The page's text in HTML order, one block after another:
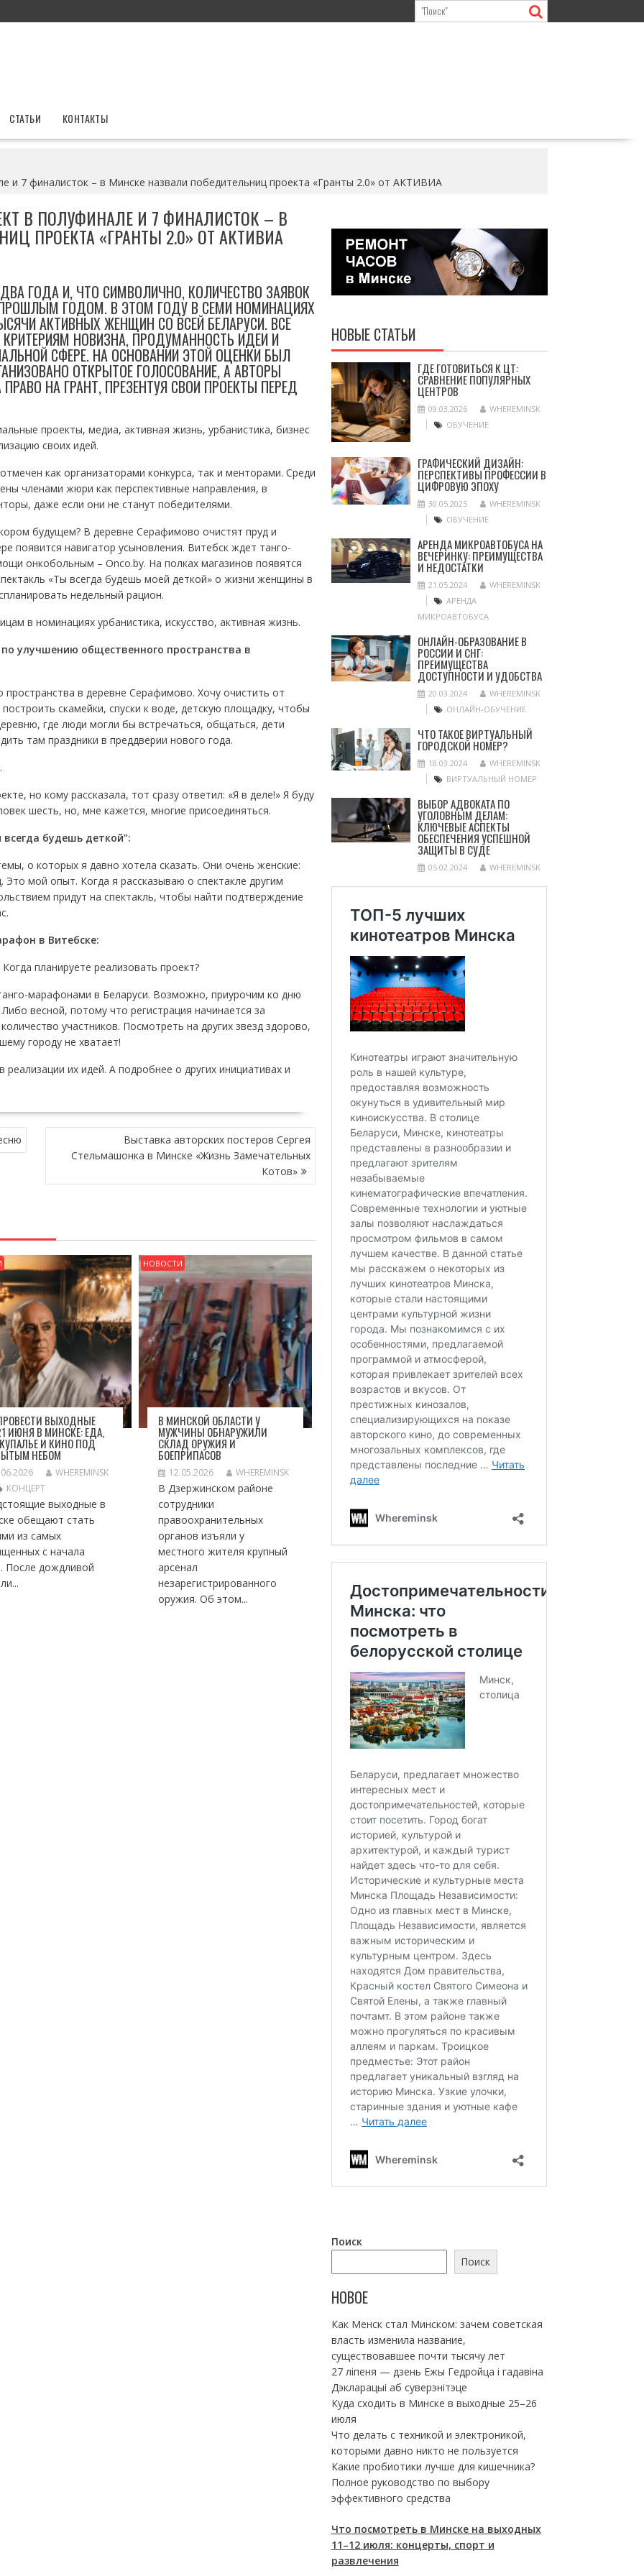
СТАТЬИ КОНТАКТЫ
и 7 финалисток – в Минске назвали победительниц проекта «Гранты 2.0» от АКТИВИА
В ПОЛУФИНАЛЕ И 7 ФИНАЛИСТОК – В
ПРОЕКТА «ГРАНТЫ 2.0» ОТ АКТИВИА
ГОДА И, ЧТО СИМВОЛИЧНО, КОЛИЧЕСТВО ЗАЯВОК
ГОДОМ. В ЭТОМ ГОДУ В СЕМИ НОМИНАЦИЯХ
АКТИВНЫХ ЖЕНЩИН СО ВСЕЙ БЕЛАРУСИ. ВСЕ
НОВИЗНА, ПРОДУМАННОСТЬ ИДЕИ И
СФЕРЕ. НА ОСНОВАНИИ ЭТОЙ ОЦЕНКИ БЫЛ
ОТКРЫТОЕ ГОЛОСОВАНИЕ, А АВТОРЫ
НА ГРАНТ, ПРЕЗЕНТУЯ СВОИ ПРОЕКТЫ ПЕРЕД
проекты, медиа, активная жизнь, урбанистика, бизнес
своих идей.
как организаторами конкурса, так и менторами. Среди
членами жюри как перспективные направления, в
даже если они не станут победителями.
будущем? В деревне Серафимово очистят пруд и
появится навигатор усыновления. Витебск ждет танго-
онкобольным – Onco.by. На полках магазинов появятся
«Ты всегда будешь моей деткой» о жизни женщины в
недельный рацион.
в номинациях урбанистика, искусство, активная жизнь.
улучшению общественного пространства в
в деревне Серафимово. Хочу очистить от
скамейки, спуски к воде, детскую площадку, чтобы
где люди могли бы встречаться, общаться, дети
там праздники в преддверии нового года.
но кому рассказала, тот сразу ответил: «Я в деле!» Я буду
шесть, но, мне кажется, многие присоединяться.
будешь деткой”:
о которых я давно хотела сказать. Они очень женские:
мой опыт. Когда я рассказываю о спектакле другим
придут на спектакль, чтобы найти подтверждение
в Витебске:
планируете реализовать проект?
марафонами в Беларуси. Возможно, приурочим ко дню
весной, потому что регистрация начинается за
участников. Посмотреть на других звезд здорово,
городу не хватает!
их идей. А подробнее о других инициативах и
Выставка авторских постеров Сергея
Стельмашонка в Минске «Жизнь Замечательных
Котов»
ВЫХОДНЫЕ
ИЮНЯ В МИНСКЕ: ЕДА,
И КИНО ПОД
НЕБОМ
WHEREMINSK
КОНЦЕРТ
выходные в
обещают стать
из самых
с начала
После дождливой
НОВОСТИ
В МИНСКОЙ ОБЛАСТИ У
МУЖЧИНЫ ОБНАРУЖИЛИ
СКЛАД ОРУЖИЯ И
БОЕПРИПАСОВ
12.05.2026 WHEREMINSK
В Дзержинском районе
сотрудники
правоохранительных
органов изъяли у
местного жителя крупный
арсенал
незарегистрированного
оружия. Об этом...
НОВЫЕ СТАТЬИ
ГДЕ ГОТОВИТЬСЯ К ЦТ:
СРАВНЕНИЕ ПОПУЛЯРНЫХ
ЦЕНТРОВ
09.03.2026
WHEREMINSK
ОБУЧЕНИЕ
ГРАФИЧЕСКИЙ ДИЗАЙН:
ПЕРСПЕКТИВЫ ПРОФЕССИИ В
ЦИФРОВУЮ ЭПОХУ
30.05.2025
WHEREMINSK
ОБУЧЕНИЕ
АРЕНДА МИКРОАВТОБУСА НА
ВЕЧЕРИНКУ: ПРЕИМУЩЕСТВА
И НЕДОСТАТКИ
21.05.2024
WHEREMINSK
АРЕНДА
МИКРОАВТОБУСА
ОНЛАЙН-ОБРАЗОВАНИЕ В
РОССИИ И СНГ:
ПРЕИМУЩЕСТВА
ДОСТУПНОСТИ И УДОБСТВА
20.03.2024
WHEREMINSK
ОНЛАЙН-ОБУЧЕНИЕ
ЧТО ТАКОЕ ВИРТУАЛЬНЫЙ
ГОРОДСКОЙ НОМЕР?
18.03.2024
WHEREMINSK
ВИРТУАЛЬНЫЙ НОМЕР
ВЫБОР АДВОКАТА ПО
УГОЛОВНЫМ ДЕЛАМ:
КЛЮЧЕВЫЕ АСПЕКТЫ
ОБЕСПЕЧЕНИЯ УСПЕШНОЙ
ЗАЩИТЫ В СУДЕ
05.02.2024 WHEREMINSK
Поиск
Поиск
НОВОЕ
Как Менск стал Минском: зачем советская
власть изменила название,
существовавшее почти тысячу лет
27 ліпеня — дзень Ежы Гедройца і гадавіна
Дэкларацыі аб суверэнітэце
Куда сходить в Минске в выходные 25–26
июля
Что делать с техникой и электроникой,
которыми давно никто не пользуется
Какие пробиотики лучше для кишечника?
Полное руководство по выбору
эффективного средства
Что посмотреть в Минске на выходных
11–12 июля: концерты, спорт и
развлечения